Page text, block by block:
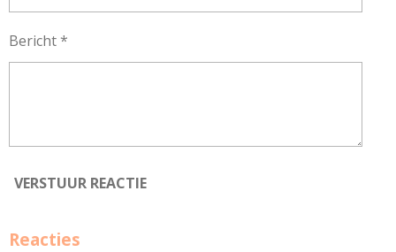
Bericht *
VERSTUUR REACTIE
Reacties